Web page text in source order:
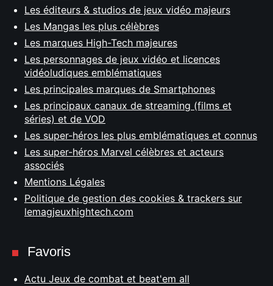
Les éditeurs & studios de jeux vidéo majeurs
Les Mangas les plus célèbres
Les marques High-Tech majeures
Les personnages de jeux vidéo et licences
vidéoludiques emblématiques
Les principales marques de Smartphones
Les principaux canaux de streaming (films et
séries) et de VOD
Les super-héros les plus emblématiques et connus
Les super-héros Marvel célèbres et acteurs
associés
Mentions Légales
Politique de gestion des cookies & trackers sur
lemagjeuxhightech.com
Favoris
Actu Jeux de combat et beat'em all